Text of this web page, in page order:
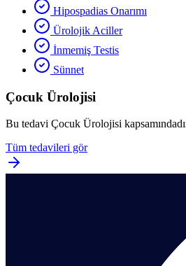
Hipospadias Onarımı
Ürolojik Aciller
İnmemiş Testis
Sünnet
Çocuk Ürolojisi
Bu tedavi Çocuk Ürolojisi
Tüm tedavileri gör